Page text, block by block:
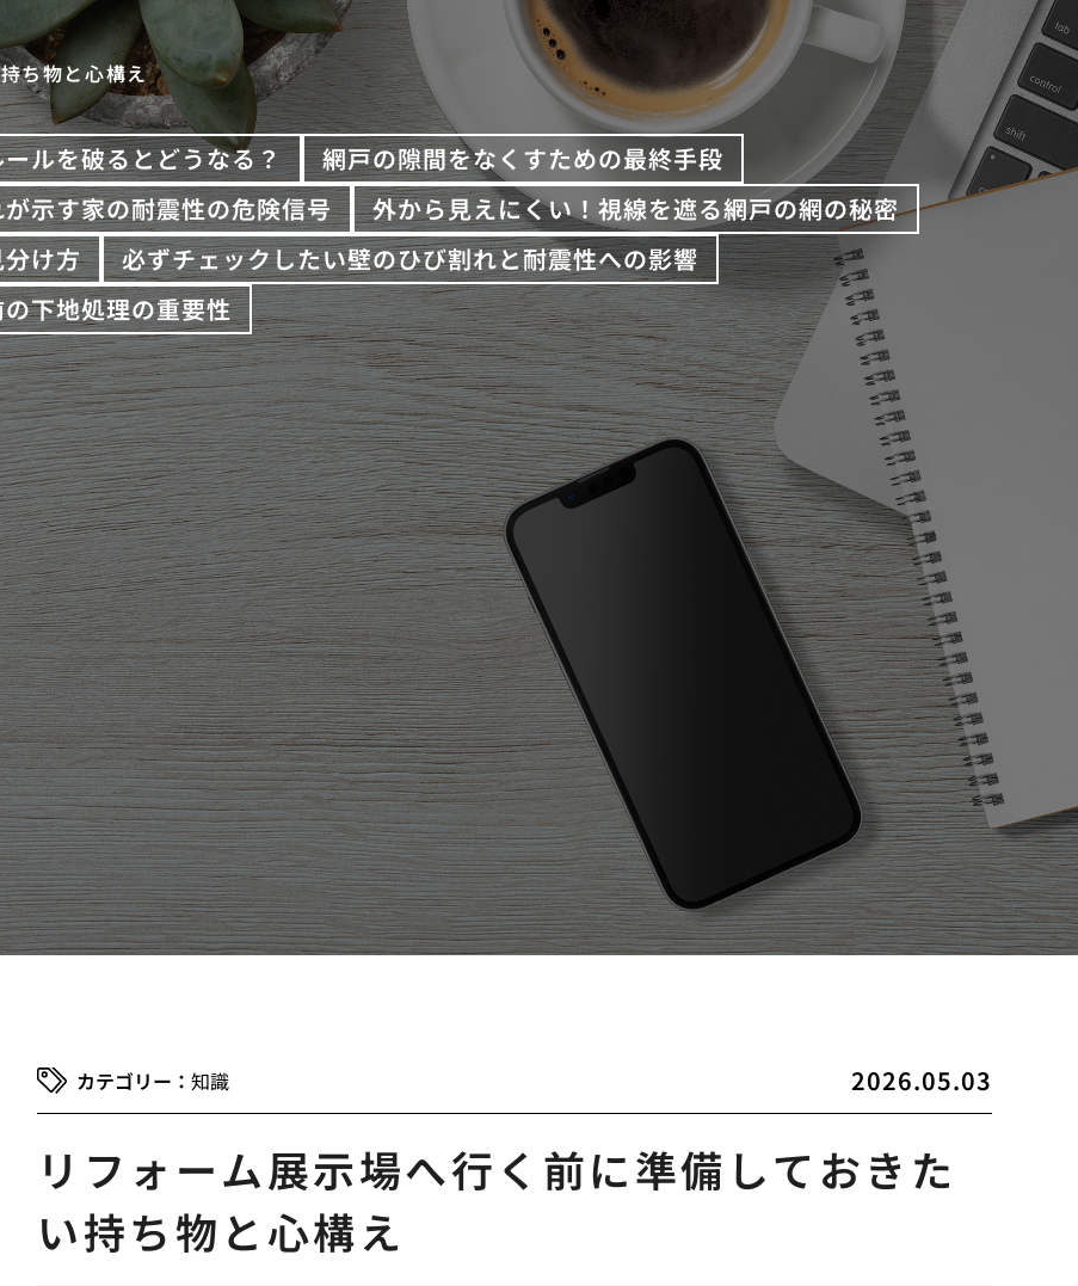
ち物と心構え
ルを破るとどうなる？
網戸の隙間をなくすための最終手段
示す家の耐震性の危険信号
外から見えにくい！視線を遮る網戸の網の秘密
け方
必ずチェックしたい壁のひび割れと耐震性への影響
下地処理の重要性
2026.05.03
知識
リフォーム展示場へ行く前に準備しておきた
い持ち物と心構え